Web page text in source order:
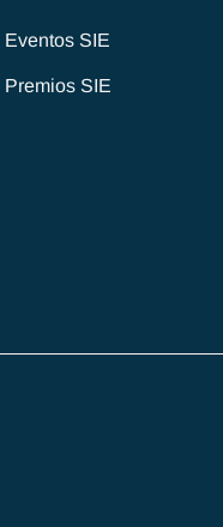
Eventos SIE
Premios SIE